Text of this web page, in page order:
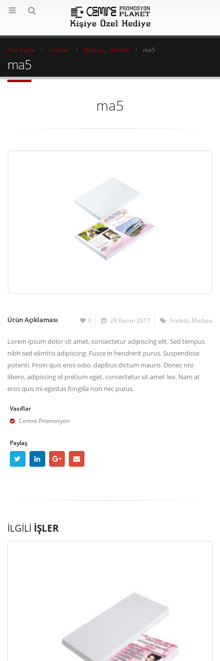
Ana Sayfa Ürünler Matbaa Antletli ma5
ma5
ma5
Ürün Açıklaması 0 28 Kasım 2017 Antletli Matbaa
Lorem ipsum dolor sit amet, consectetur adipiscing elit. Sed tempus
nibh sed elimttis adipiscing. Fusce in hendrerit purus. Suspendisse
potenti. Proin quis eros odio, dapibus dictum mauris. Donec nisi
libero, adipiscing id pretium eget, consectetur sit amet leo. Nam at
eros quis mi egestas fringilla non nec purus.
Vasıflar
Cemre Promosyon
Paylaş
İLGILI İŞLER